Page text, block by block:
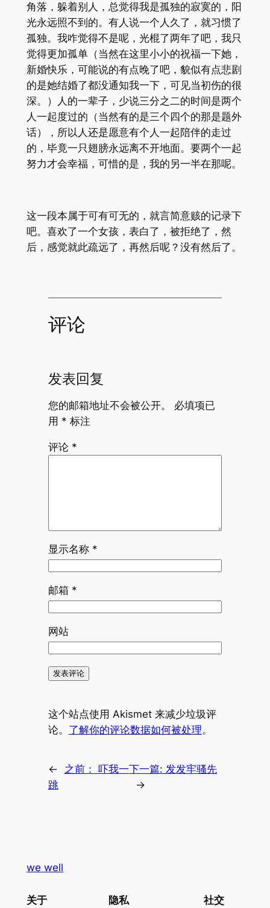
角落，躲着别人，总觉得我是孤独的寂寞的，阳
光永远照不到的。有人说一个人久了，就习惯了
孤独。我咋觉得不是呢，光棍了两年了吧，我只
觉得更加孤单（当然在这里小小的祝福一下她，
新婚快乐，可能说的有点晚了吧，貌似有点悲剧
的是她结婚了都没通知我一下，可见当初伤的很
深。）人的一辈子，少说三分之二的时间是两个
人一起度过的（当然有的是三个四个的那是题外
话），所以人还是愿意有个人一起陪伴的走过
的，毕竟一只翅膀永远离不开地面。要两个一起
努力才会幸福，可惜的是，我的另一半在那呢。
这一段本属于可有可无的，就言简意赅的记录下
吧。喜欢了一个女孩，表白了，被拒绝了，然
后，感觉就此疏远了，再然后呢？没有然后了。
评论
发表回复
您的邮箱地址不会被公开。
必填项已
用 * 标注
评论 *
显示名称 *
邮箱 *
网站
这个站点使用 Akismet 来减少垃圾评
论。 了解你的评论数据如何被处理。
← 之前： 吓我一
跳
下一篇:发发牢骚先
→
we well
关于 隐私 社交